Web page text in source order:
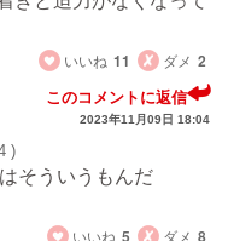
いいね 11 ダメ 2
このコメントに返信
2023年11月09日 18:04
)
そういうもんだ
いいね
ダメ